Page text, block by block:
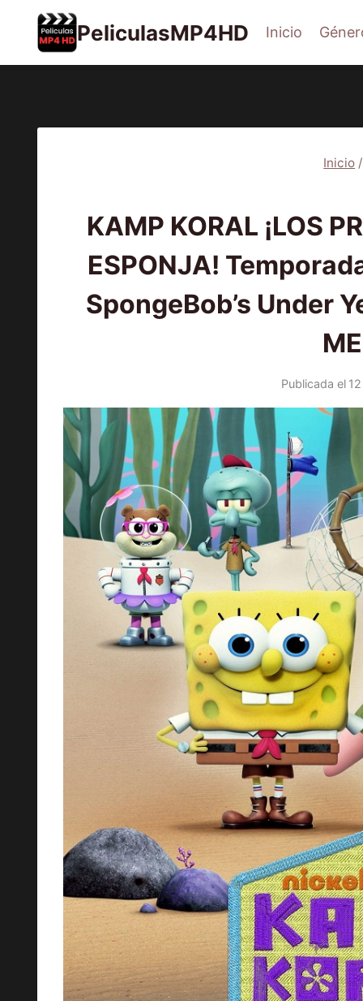
contenido
PeliculasMP4HD Inicio
Inicio /
KAMP KORAL ¡LOS
ESPONJA!
SpongeBob’s Under
Publicada el